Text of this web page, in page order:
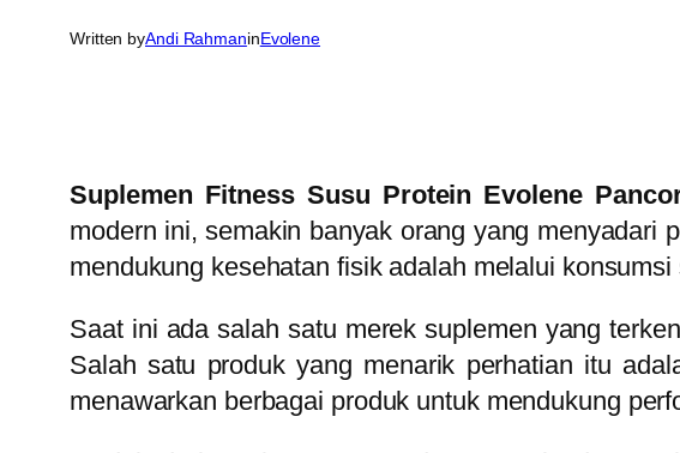
Written byAndi RahmaninEvolene
Suplemen Fitness Susu Protein Evolene
modern ini, semakin banyak orang yang menyadari
mendukung kesehatan fisik adalah melalui
Saat ini ada salah satu merek suplemen yang
Salah satu produk yang menarik perhatian itu
menawarkan berbagai produk untuk mendukung